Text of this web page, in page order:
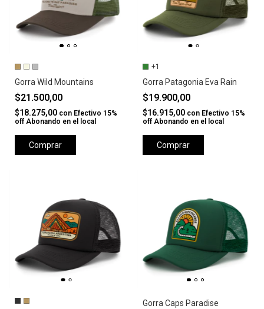
Gorra Wild Mountains
$21.500,00
$18.275,00 con Efectivo 15%
off Abonando en el local
Comprar
+1
Gorra Patagonia Eva Rain
$19.900,00
$16.915,00 con Efectivo 15%
off Abonando en el local
Comprar
Gorra Caps Paradise